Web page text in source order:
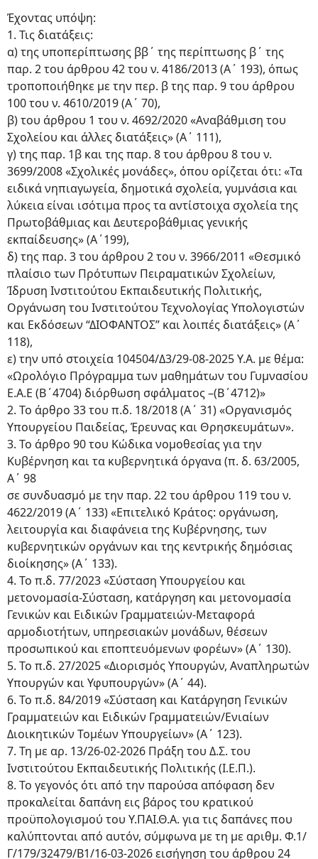
Έχοντας υπόψη:
1. Τις διατάξεις:
α) της υποπερίπτωσης ββ΄ της περίπτωσης β΄ της
παρ. 2 του άρθρου 42 του ν. 4186/2013 (Α΄ 193), όπως
τροποποιήθηκε με την περ. β της παρ. 9 του άρθρου
100 του ν. 4610/2019 (Α΄ 70),
β) του άρθρου 1 του ν. 4692/2020 «Αναβάθμιση του
Σχολείου και άλλες διατάξεις» (Α΄ 111),
γ) της παρ. 1β και της παρ. 8 του άρθρου 8 του ν.
3699/2008 «Σχολικές μονάδες», όπου ορίζεται ότι: «Τα
ειδικά νηπιαγωγεία, δημοτικά σχολεία, γυμνάσια και
λύκεια είναι ισότιμα προς τα αντίστοιχα σχολεία της
Πρωτοβάθμιας και Δευτεροβάθμιας γενικής
εκπαίδευσης» (Α΄199),
δ) της παρ. 3 του άρθρου 2 του ν. 3966/2011 «Θεσμικό
πλαίσιο των Πρότυπων Πειραματικών Σχολείων,
Ίδρυση Ινστιτούτου Εκπαιδευτικής Πολιτικής,
Οργάνωση του Ινστιτούτου Τεχνολογίας Υπολογιστών
και Εκδόσεων “ΔΙΟΦΑΝΤΟΣ” και λοιπές διατάξεις» (Α΄
118),
ε) την υπό στοιχεία 104504/Δ3/29-08-2025 Υ.Α. με θέμα:
«Ωρολόγιο Πρόγραμμα των μαθημάτων του Γυμνασίου
Ε.Α.Ε (Β΄4704) διόρθωση σφάλματος –(Β΄4712)»
2. Το άρθρο 33 του π.δ. 18/2018 (Α΄ 31) «Οργανισμός
Υπουργείου Παιδείας, Έρευνας και Θρησκευμάτων».
3. Το άρθρο 90 του Κώδικα νομοθεσίας για την
Κυβέρνηση και τα κυβερνητικά όργανα (π. δ. 63/2005,
Α΄ 98
σε συνδυασμό με την παρ. 22 του άρθρου 119 του ν.
4622/2019 (Α΄ 133) «Επιτελικό Κράτος: οργάνωση,
λειτουργία και διαφάνεια της Κυβέρνησης, των
κυβερνητικών οργάνων και της κεντρικής δημόσιας
διοίκησης» (Α΄ 133).
4. Το π.δ. 77/2023 «Σύσταση Υπουργείου και
μετονομασία-Σύσταση, κατάργηση και μετονομασία
Γενικών και Ειδικών Γραμματειών-Μεταφορά
αρμοδιοτήτων, υπηρεσιακών μονάδων, θέσεων
προσωπικού και εποπτευόμενων φορέων» (Α΄ 130).
5. To π.δ. 27/2025 «Διορισμός Υπουργών, Αναπληρωτών
Υπουργών και Υφυπουργών» (Α΄ 44).
6. Το π.δ. 84/2019 «Σύσταση και Κατάργηση Γενικών
Γραμματειών και Ειδικών Γραμματειών/Ενιαίων
Διοικητικών Τομέων Υπουργείων» (Α΄ 123).
7. Τη με αρ. 13/26-02-2026 Πράξη του Δ.Σ. του
Ινστιτούτου Εκπαιδευτικής Πολιτικής (Ι.Ε.Π.).
8. Το γεγονός ότι από την παρούσα απόφαση δεν
προκαλείται δαπάνη εις βάρος του κρατικού
προϋπολογισμού του Υ.ΠΑΙ.Θ.Α. για τις δαπάνες που
καλύπτονται από αυτόν, σύμφωνα με τη με αριθμ. Φ.1/
Γ/179/32479/Β1/16-03-2026 εισήγηση του άρθρου 24